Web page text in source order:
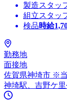
製造スタッ
組立スタッ
検品時給
勤務地
面接地
佐賀県神埼市 ※
神埼駅、吉野ケ